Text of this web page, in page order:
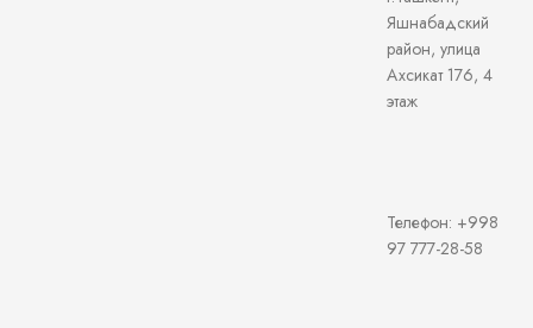
Яшнабадский
район, улица
Ахсикат 176, 4
этаж
Телефон: +998
97 777-28-58